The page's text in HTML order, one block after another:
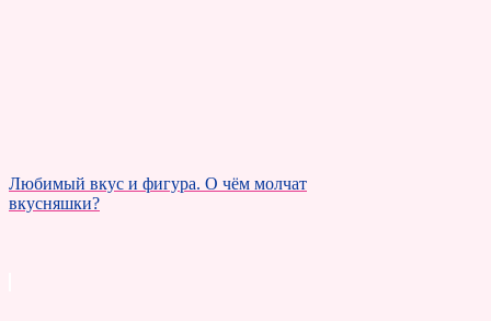
Любимый вкус и фигура. О чём молчат
вкусняшки?